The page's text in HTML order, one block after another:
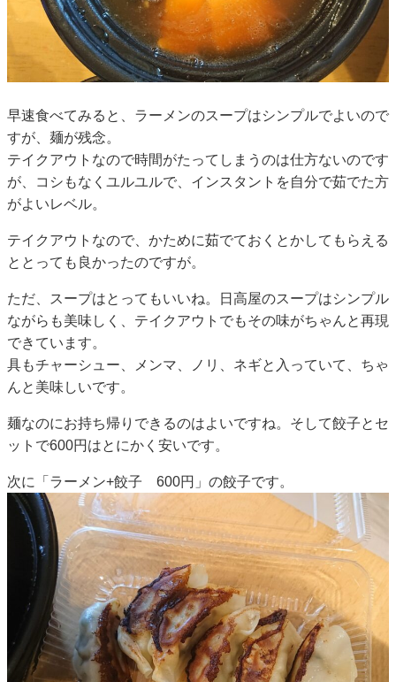
早速食べてみると、ラーメンのスープはシンプルでよいので
すが、麺が残念。
テイクアウトなので時間がたってしまうのは仕方ないのです
が、コシもなくユルユルで、インスタントを自分で茹でた方
がよいレベル。
テイクアウトなので、かために茹でておくとかしてもらえる
ととっても良かったのですが。
ただ、スープはとってもいいね。日高屋のスープはシンプル
ながらも美味しく、テイクアウトでもその味がちゃんと再現
できています。
具もチャーシュー、メンマ、ノリ、ネギと入っていて、ちゃ
んと美味しいです。
麺なのにお持ち帰りできるのはよいですね。そして餃子とセ
ットで600円はとにかく安いです。
次に「ラーメン+餃子 600円」の餃子です。